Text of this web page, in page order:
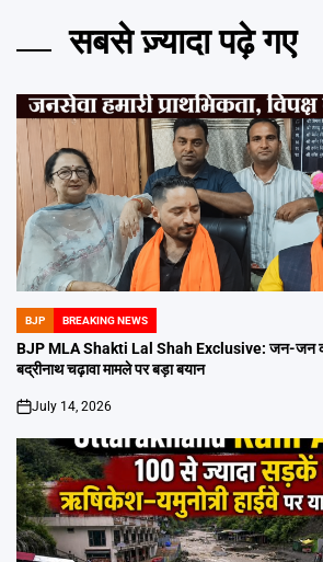
सबसे ज़्यादा पढ़े गए
POSTED
IN
BJP BREAKING NEWS
BJP MLA Shakti Lal Shah Exclusive: जन-जन
बद्रीनाथ चढ़ावा मामले पर बड़ा बयान
on
July 14, 2026